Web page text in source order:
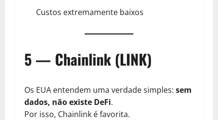
Custos extremamente baixos
5 — Chainlink (LINK)
Os EUA entendem uma verdade simples: sem
dados, não existe DeFi.
Por isso, Chainlink é favorita.